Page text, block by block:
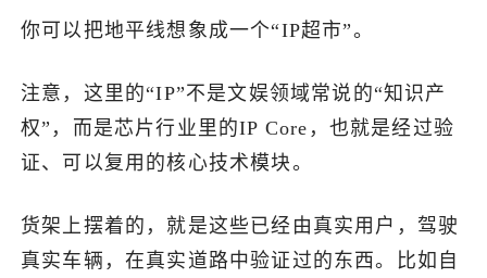
你可以把地平线想象成一个“IP超市”。
注意，这里的“IP”不是文娱领域常说的“知识产
权”，而是芯片行业里的IP Core，也就是经过验
证、可以复用的核心技术模块。
货架上摆着的，就是这些已经由真实用户，驾驶
真实车辆，在真实道路中验证过的东西。比如自